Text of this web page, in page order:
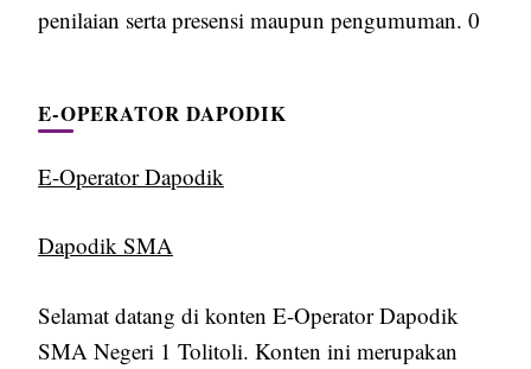
penilaian serta presensi maupun pengumuman. 0
E-OPERATOR DAPODIK
E-Operator Dapodik
Dapodik SMA
Selamat datang di konten E-Operator Dapodik
SMA Negeri 1 Tolitoli. Konten ini merupakan